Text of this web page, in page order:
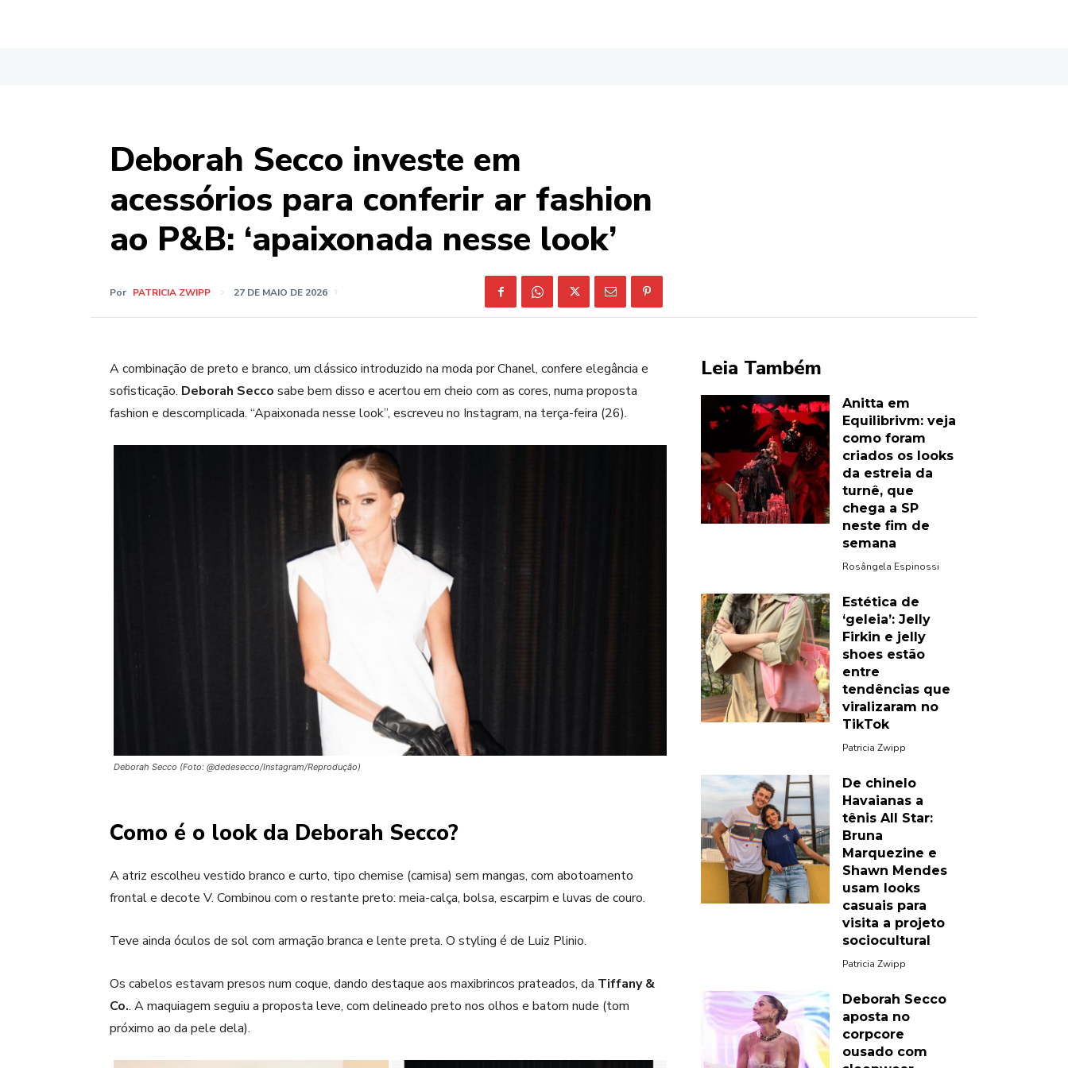
Deborah Secco investe em
acessórios para conferir ar fashion
ao P&B: ‘apaixonada nesse look’
Por PATRICIA ZWIPP 27 DE MAIO DE 2026
A combinação de preto e branco, um clássico introduzido na moda porChanel, confere elegância e
sofisticação. Deborah Secco sabe bem disso e acertou em cheio com as cores, numa proposta
fashion e descomplicada. “Apaixonada nesse look”, escreveu no Instagram, na terça-feira (26).
Deborah Secco (Foto: @dedesecco/Instagram/Reprodução)
Como é o look da Deborah Secco?
A atriz escolheu vestido branco e curto, tipo chemise (camisa) sem mangas, com abotoamento
frontal e decote V. Combinou com o restante preto: meia-calça, bolsa, escarpim e luvas de couro.
Teve ainda óculos de sol com armação branca e lente preta. O styling é de Luiz Plinio.
Os cabelos estavam presos num coque, dando destaque aos maxibrincos prateados, da Tiffany &
Co.. A maquiagem seguiu a proposta leve, com delineado preto nos olhos e batom nude (tom
próximo ao da pele dela).
Leia Também
Anitta em
Equilibrivm: veja
como foram
criados os looks
da estreia da
turnê, que
chega a SP
neste fim de
semana
Rosângela Espinossi
Estética de
‘geleia’: Jelly
Firkin e jelly
shoes estão
entre
tendências que
viralizaram no
TikTok
Patricia Zwipp
De chinelo
Havaianas a
tênis All Star:
Bruna
Marquezine e
Shawn Mendes
usam looks
casuais para
visita a projeto
sociocultural
Patricia Zwipp
Deborah Secco
aposta no
corpcore
ousado com